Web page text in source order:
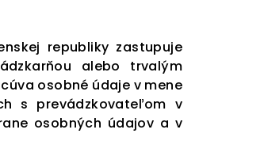
republiky zastupuje
alebo trvalým
osobné údaje v mene
s prevádzkovateľom v
osobných údajov a v